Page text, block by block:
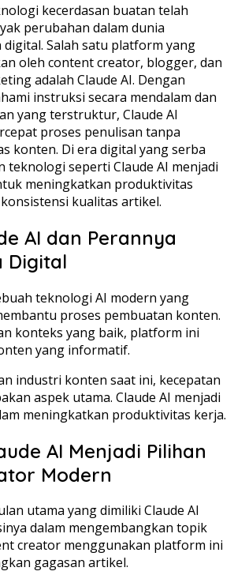
kecerdasan buatan telah
perubahan dalam dunia
Salah satu platform yang
oleh content creator, blogger, dan
adalah Claude AI. Dengan
instruksi secara mendalam dan
yang terstruktur, Claude AI
proses penulisan tanpa
konten. Di era digital yang serba
teknologi seperti Claude AI menjadi
meningkatkan produktivitas
kualitas artikel.
AI dan Perannya
Digital
teknologi AI modern yang
proses pembuatan konten.
konteks yang baik, platform ini
yang informatif.
industri konten saat ini, kecepatan
aspek utama. Claude AI menjadi
meningkatkan produktivitas kerja.
AI Menjadi Pilihan
Modern
utama yang dimiliki Claude AI
dalam mengembangkan topik
creator menggunakan platform ini
gagasan artikel.